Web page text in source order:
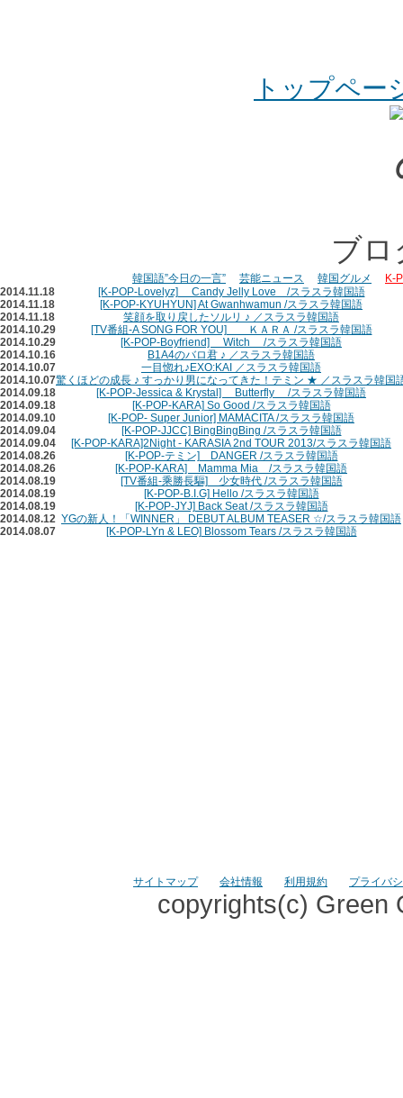
トップペー
ブ
韓国語”今日の一言” 芸能ニュース 韓国グルメ
K-
2014.11.18
[K-POP-Lovelyz] Candy Jelly Love /スラスラ韓国語
2014.11.18
[K-POP-KYUHYUN] At Gwanhwamun /スラスラ韓国語
2014.11.18
笑顔を取り戻したソルリ ♪ ／スラスラ韓国語
2014.10.29
[TV番組-A SONG FOR YOU] ＫＡＲＡ /スラスラ韓国語
2014.10.29
[K-POP-Boyfriend] Witch /スラスラ韓国語
2014.10.16
B1A4のバロ君 ♪ ／スラスラ韓国語
2014.10.07
一目惚れ♪EXO:KAI ／スラスラ韓国語
2014.10.07驚くほどの成長 ♪ すっかり男になってきた！テミン ★ ／スラスラ韓国
2014.09.18
[K-POP-Jessica & Krystal] Butterfly /スラスラ韓国語
2014.09.18
[K-POP-KARA] So Good /スラスラ韓国語
2014.09.10
[K-POP- Super Junior] MAMACITA /スラスラ韓国語
2014.09.04
[K-POP-JJCC] BingBingBing /スラスラ韓国語
2014.09.04
[K-POP-KARA]2Night - KARASIA 2nd TOUR 2013/スラスラ韓国語
2014.08.26
[K-POP-テミン] DANGER /スラスラ韓国語
2014.08.26
[K-POP-KARA] Mamma Mia /スラスラ韓国語
2014.08.19
[TV番組‐乘勝長驅] 少女時代 /スラスラ韓国語
2014.08.19
[K-POP-B.I.G] Hello /スラスラ韓国語
2014.08.19
[K-POP-JYJ] Back Seat /スラスラ韓国語
2014.08.12 YGの新人！「WINNER」 DEBUT ALBUM TEASER ☆/スラスラ韓国語
2014.08.07
[K-POP-LYn & LEO] Blossom Tears /スラスラ韓国語
サイトマップ 会社情報 利用規約 プライバ
copyrights(c) Green